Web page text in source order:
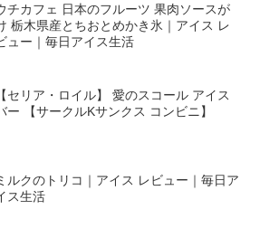
チカフェ 日本のフルーツ 果肉ソースが
栃木県産とちおとめかき氷｜アイス レ
ュー｜毎日アイス生活
【セリア・ロイル】 愛のスコール アイス
ー 【サークルKサンクス コンビニ】
ルクのトリコ｜アイス レビュー｜毎日ア
ス生活